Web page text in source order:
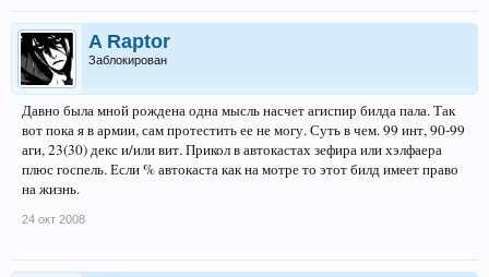
A Raptor
Заблокирован
Давно была мной рождена одна мысль насчет агиспир билда пала. Так
вот пока я в армии, сам протестить ее не могу. Суть в чем. 99 инт, 90-99
аги, 23(30) декс и/или вит. Прикол в автокастах зефира или хэлфаера
плюс госпель. Если % автокаста как на мотре то этот билд имеет право
на жизнь.
24 окт 2008